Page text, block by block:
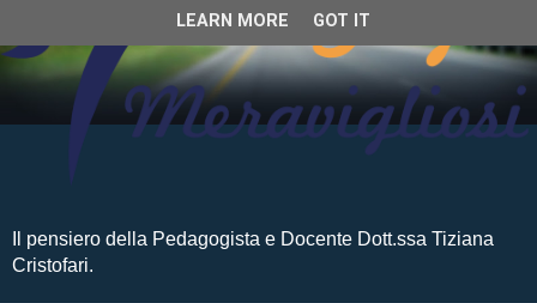
Il pensiero della Pedagogista e Docente Dott.ssa Tiziana
Cristofari.
LEARN MORE GOT IT